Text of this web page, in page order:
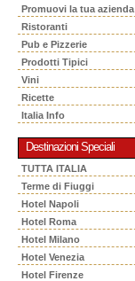
Promuovi la tua azienda
Ristoranti
Pub e Pizzerie
Prodotti Tipici
Vini
Ricette
Italia Info
Destinazioni Speciali
TUTTA ITALIA
Terme di Fiuggi
Hotel Napoli
Hotel Roma
Hotel Milano
Hotel Venezia
Hotel Firenze